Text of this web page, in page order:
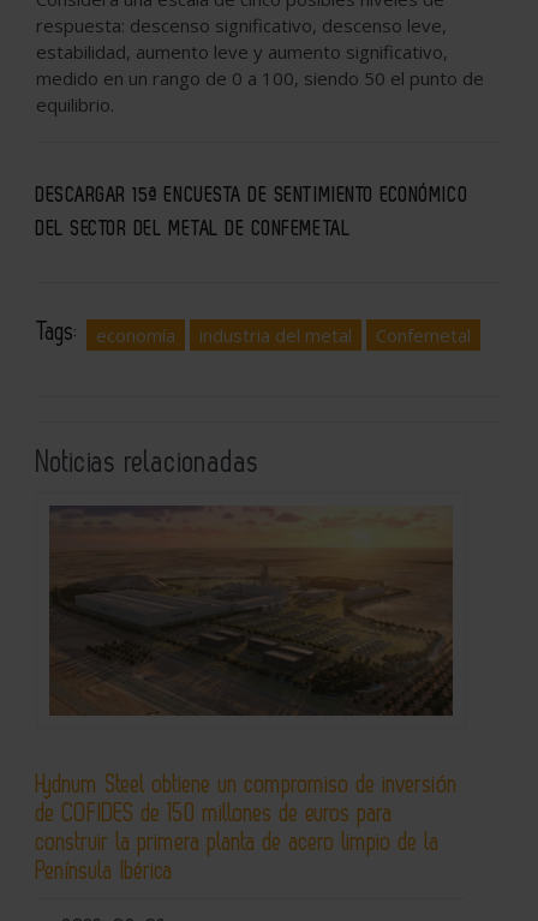
respuesta: descenso significativo, descenso leve,
estabilidad, aumento leve y aumento significativo,
medido en un rango de 0 a 100, siendo 50 el punto de
equilibrio.
DESCARGAR 15ª ENCUESTA DE SENTIMIENTO ECONÓMICO
DEL SECTOR DEL METAL DE CONFEMETAL
Tags: economía industria del metal Confemetal
Noticias relacionadas
Hydnum Steel obtiene un compromiso de inversión
de COFIDES de 150 millones de euros para
construir la primera planta de acero limpio de la
Península Ibérica